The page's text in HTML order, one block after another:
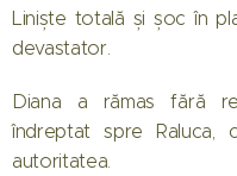
Liniște totală și șoc în
devastator.
Diana a rămas fără
îndreptat spre Raluca,
autoritatea.